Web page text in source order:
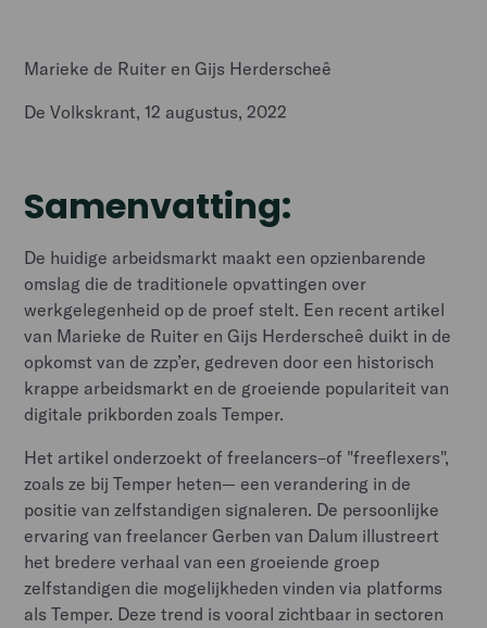
Marieke de Ruiter en Gijs Herderscheê
De Volkskrant, 12 augustus, 2022
Samenvatting:
De huidige arbeidsmarkt maakt een opzienbarende
omslag die de traditionele opvattingen over
werkgelegenheid op de proef stelt. Een recent artikel
van Marieke de Ruiter en Gijs Herderscheê duikt in de
opkomst van de zzp’er, gedreven door een historisch
krappe arbeidsmarkt en de groeiende populariteit van
digitale prikborden zoals Temper.
Het artikel onderzoekt of freelancers–of "freeflexers",
zoals ze bij Temper heten— een verandering in de
positie van zelfstandigen signaleren. De persoonlijke
ervaring van freelancer Gerben van Dalum illustreert
het bredere verhaal van een groeiende groep
zelfstandigen die mogelijkheden vinden via platforms
als Temper. Deze trend is vooral zichtbaar in sectoren